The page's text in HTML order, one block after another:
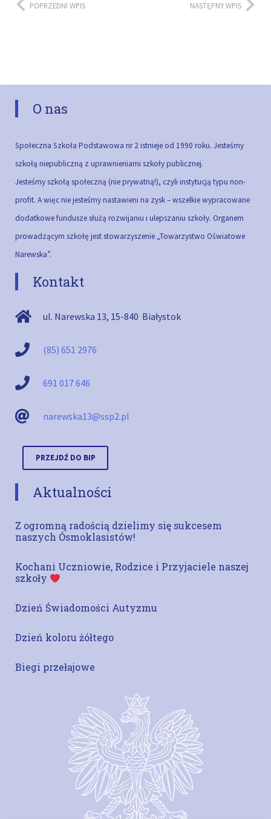
POPRZEDNI WPIS NASTĘPNY WPIS
O nas
Społeczna Szkoła Podstawowa nr 2 istnieje od 1990 roku. Jesteśmy
szkołą niepubliczną z uprawnieniami szkoły publicznej.
Jesteśmy szkołą społeczną (nie prywatną!), czyli instytucją typu non-
profit. A więc nie jesteśmy nastawieni na zysk – wszelkie wypracowane
dodatkowe fundusze służą rozwijaniu i ulepszaniu szkoły. Organem
prowadzącym szkołę jest stowarzyszenie „Towarzystwo Oświatowe
Narewska”.
Kontakt
ul. Narewska 13, 15-840 Białystok
(85) 651 2976
691 017 646
narewska13@ssp2.pl
PRZEJDŹ DO BIP
Aktualności
Z ogromną radością dzielimy się sukcesem
naszych Ósmoklasistów!
Kochani Uczniowie, Rodzice i Przyjaciele naszej
szkoły
Dzień Świadomości Autyzmu
Dzień koloru żółtego
Biegi przełajowe